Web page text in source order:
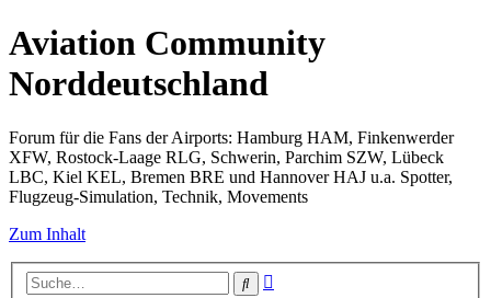
Aviation Community
Norddeutschland
Forum für die Fans der Airports: Hamburg HAM, Finkenwerder
XFW, Rostock-Laage RLG, Schwerin, Parchim SZW, Lübeck
LBC, Kiel KEL, Bremen BRE und Hannover HAJ u.a. Spotter,
Flugzeug-Simulation, Technik, Movements
Zum Inhalt
Suche